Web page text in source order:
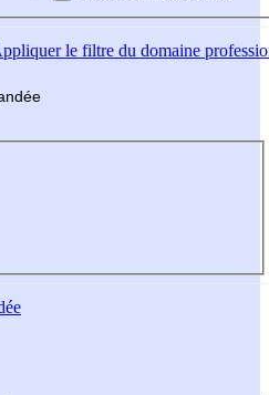
le filtre du domaine